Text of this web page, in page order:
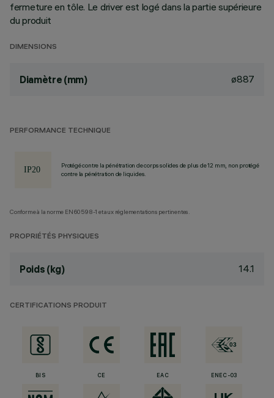
fermeture en tôle. Le driver est logé dans la partie supérieure
du produit
DIMENSIONS
Diamètre (mm) ø887
PERFORMANCE TECHNIQUE
Protégé contre la pénétration de corps solides de plus de 12 mm, non protégé
contre la pénétration de liquides.
Conforme à la norme EN60598-1 et aux réglementations pertinentes.
PROPRIÉTÉS PHYSIQUES
Poids (kg) 14.1
CERTIFICATIONS PRODUIT
BIS CE EAC ENEC-03